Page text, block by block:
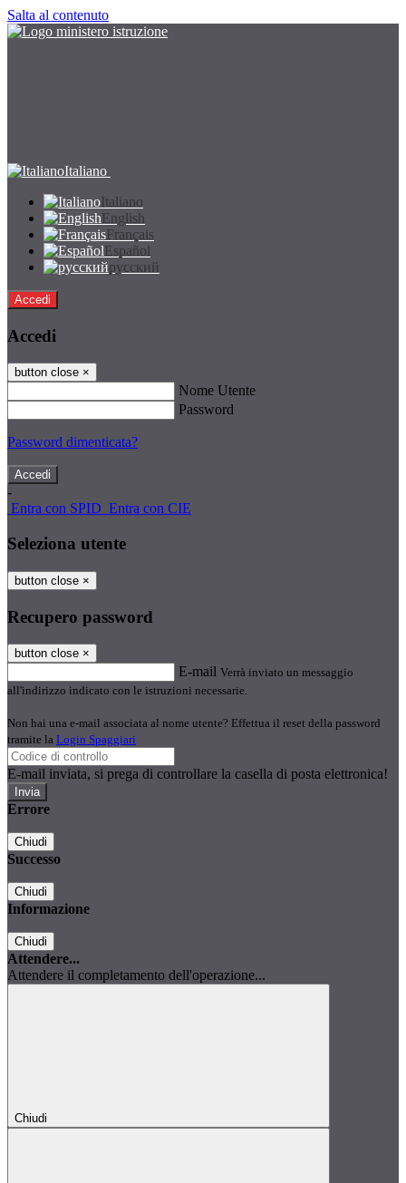
Salta al contenuto
Italiano
Italiano
English
Français
Español
русский
Accedi
Accedi
button close ×
Nome Utente
Password
Password dimenticata?
-
Entra con SPID Entra con CIE
Seleziona utente
button close ×
Recupero password
button close ×
E-mail Verrà inviato un messaggio
all'indirizzo indicato con le istruzioni necessarie.
Non hai una e-mail associata al nome utente? Effettua il reset della password
tramite la Login Spaggiari
E-mail inviata, si prega di controllare la casella di posta elettronica!
Errore
Chiudi
Successo
Chiudi
Informazione
Chiudi
Attendere...
Attendere il completamento dell'operazione...
Chiudi